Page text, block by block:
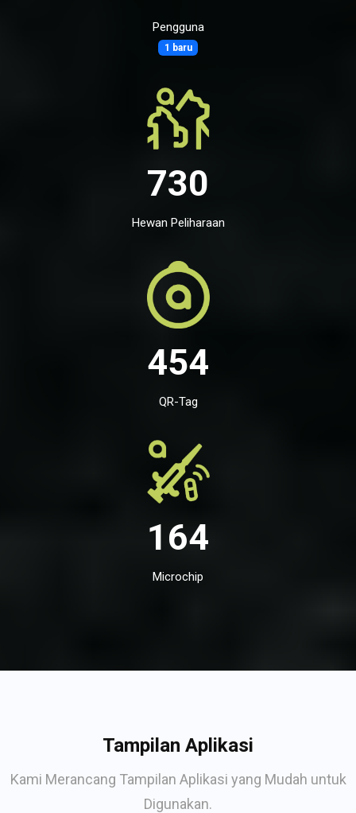
Pengguna
1 baru
730
Hewan Peliharaan
454
QR-Tag
164
Microchip
Tampilan Aplikasi
Kami Merancang Tampilan Aplikasi yang Mudah untuk
Digunakan.